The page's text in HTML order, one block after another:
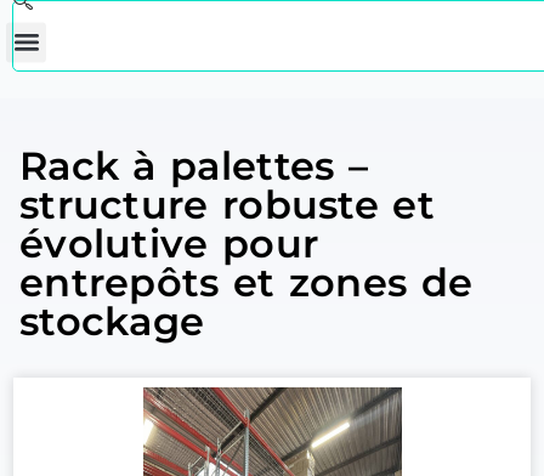
Rack à palettes –
structure robuste et
évolutive pour
entrepôts et zones de
stockage